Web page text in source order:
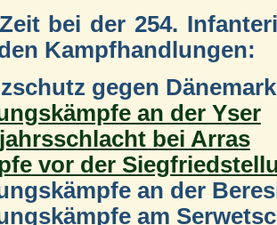
bei der 254.
Kampfhandlungen:
gegen Dänemark
an der Yser
bei Arras
vor der
an der
am